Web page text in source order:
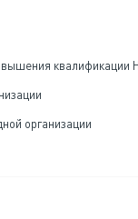
организации